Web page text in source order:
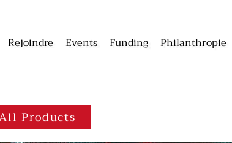
Rejoindre Events Funding Philanthropie
Products